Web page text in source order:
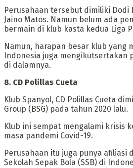
‎Perusahaan tersebut dimiliki Dodi
Jaino Matos. Namun belum ada
bermain di klub kasta kedua Liga
‎Namun, harapan besar klub yang
Indonesia juga mengikutsertakan
di dalamnya.
‎8. CD Polillas Cueta
‎Klub Spanyol, CD Polillas Cueta
Group (BSG) pada tahun 2020 lalu.
Klub ini sempat mengalami krisis
masa pandemi Covid-19.
‎Perusahaan itu juga punya afiliasi
Sekolah Sepak Bola (SSB) di